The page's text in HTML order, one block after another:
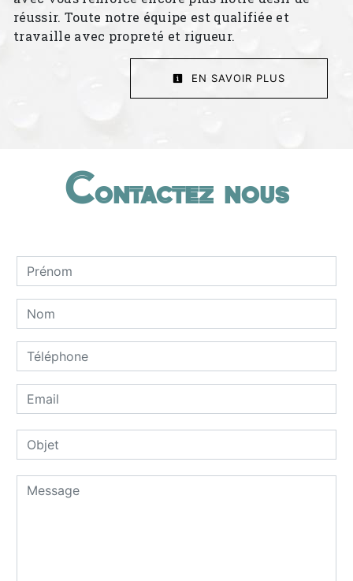
réussir. Toute notre équipe est qualifiée et
travaille avec propreté et rigueur.
EN SAVOIR PLUS
Contactez nous